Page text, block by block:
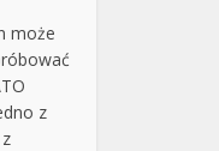
może
z